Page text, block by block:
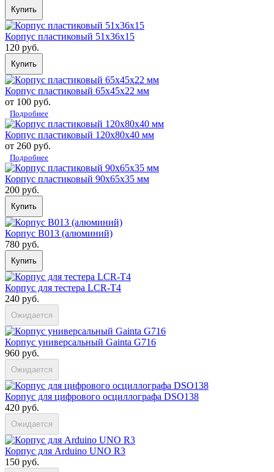
Купить
Корпус пластиковый 51х36х15
120 руб.
Купить
Корпус пластиковый 65х45х22 мм
от 100 руб.
Подробнее
Корпус пластиковый 120х80х40 мм
от 260 руб.
Подробнее
Корпус пластиковый 90х65х35 мм
200 руб.
Купить
Корпус B013 (алюминий)
780 руб.
Купить
Корпус для тестера LCR-T4
240 руб.
Ожидается
Корпус универсальный Gainta G716
960 руб.
Ожидается
Корпус для цифрового осциллографа DSO138
420 руб.
Ожидается
Корпус для Arduino UNO R3
150 руб.